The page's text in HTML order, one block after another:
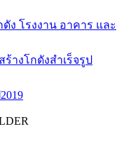
ง โรงงาน อาคาร และ
างโกดังสำเร็จรูป